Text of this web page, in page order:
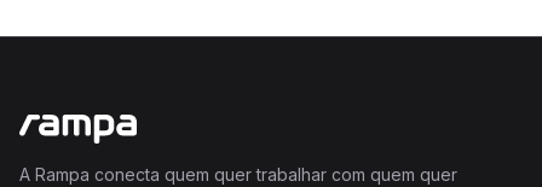
A Rampa conecta quem quer trabalhar com quem quer